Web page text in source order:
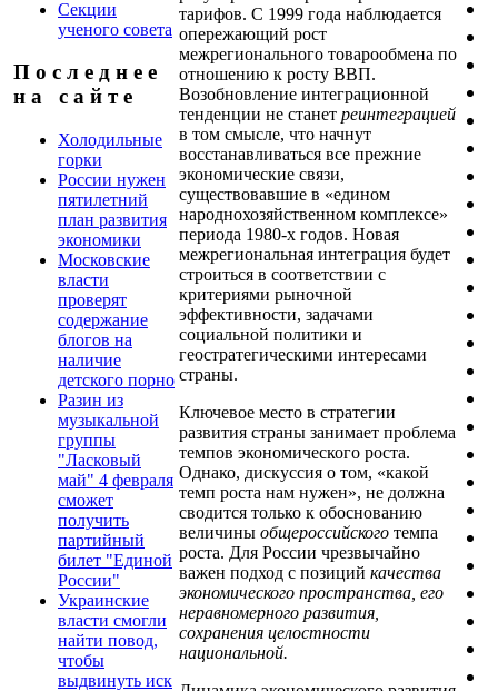
Секции
ученого совета
П о с л е д н е е
н а с а й т е
Холодильные
горки
России нужен
пятилетний
план развития
экономики
Московские
власти
проверят
содержание
блогов на
наличие
детского порно
Разин из
музыкальной
группы
"Ласковый
май" 4 февраля
сможет
получить
партийный
билет "Единой
России"
Украинские
власти смогли
найти повод,
чтобы
выдвинуть иск
тарифов. С 1999 года наблюдается
опережающий рост
межрегионального товарообмена по
отношению к росту ВВП.
Возобновление интеграционной
тенденции не станет реинтеграцией
в том смысле, что начнут
восстанавливаться все прежние
экономические связи,
существовавшие в «едином
народнохозяйственном комплексе»
периода 1980-х годов. Новая
межрегиональная интеграция будет
строиться в соответствии с
критериями рыночной
эффективности, задачами
социальной политики и
геостратегическими интересами
страны.
Ключевое место в стратегии
развития страны занимает проблема
темпов экономического роста.
Однако, дискуссия о том, «какой
темп роста нам нужен», не должна
сводится только к обоснованию
величины общероссийского темпа
роста. Для России чрезвычайно
важен подход с позиций качества
экономического пространства, его
неравномерного развития,
сохранения целостности
национальной.